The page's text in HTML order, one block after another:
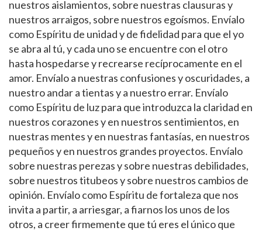
nuestros aislamientos, sobre nuestras clausuras y
nuestros arraigos, sobre nuestros egoísmos. Envíalo
como Espíritu de unidad y de fidelidad para que el yo
se abra al tú, y cada uno se encuentre con el otro
hasta hospedarse y recrearse recíprocamente en el
amor. Envíalo a nuestras confusiones y oscuridades, a
nuestro andar a tientas y a nuestro errar. Envíalo
como Espíritu de luz para que introduzca la claridad en
nuestros corazones y en nuestros sentimientos, en
nuestras mentes y en nuestras fantasías, en nuestros
pequeños y en nuestros grandes proyectos. Envíalo
sobre nuestras perezas y sobre nuestras debilidades,
sobre nuestros titubeos y sobre nuestros cambios de
opinión. Envíalo como Espíritu de fortaleza que nos
invita a partir, a arriesgar, a fiarnos los unos de los
otros, a creer firmemente que tú eres el único que